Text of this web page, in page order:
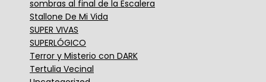
sombras al final de la Escalera
Stallone De Mi Vida
SUPER VIVAS
SUPERLÓGICO
Terror y Misterio con DARK
Tertulia Vecinal